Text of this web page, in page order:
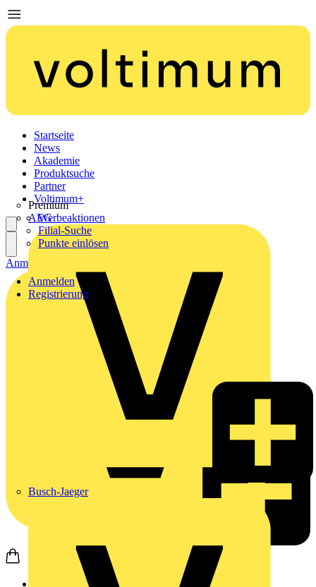
Startseite
News
Akademie
Produktsuche
Partner
Premium
AEG
Busch-Jaeger
Voltimum+
Werbeaktionen
Filial-Suche
Punkte einlösen
Anmelden
Registrierung
Anmelden